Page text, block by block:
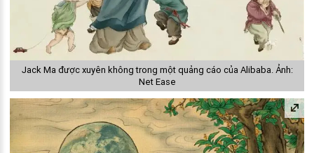
Jack Ma được xuyên không trong một quảng cáo của Alibaba. Ảnh:
Net Ease